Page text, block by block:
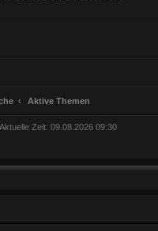
Aktive Themen
Aktuelle Zeit: 09.08.2026 09:30